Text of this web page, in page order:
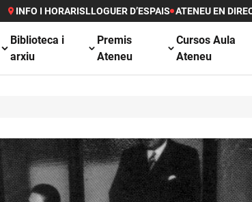
INFO I HORARISLLOGUER D’ESPAIS ATENEU EN
Biblioteca i
arxiu
Premis
Ateneu
Cursos Aula
Ateneu